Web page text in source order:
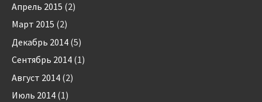
Апрель 2015 (2)
Март 2015 (2)
Декабрь 2014 (5)
Сентябрь 2014 (1)
Август 2014 (2)
Июль 2014 (1)